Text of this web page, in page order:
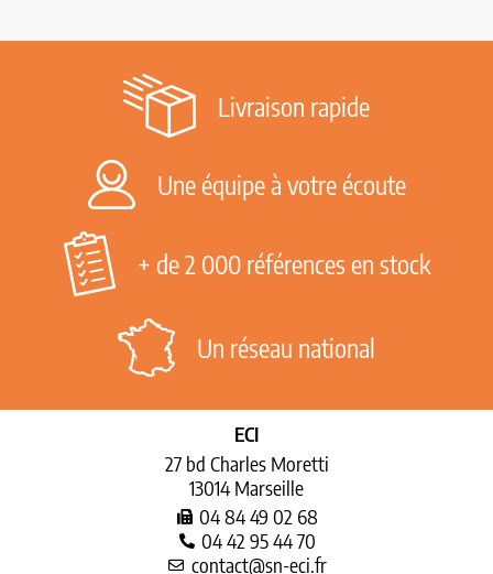
Livraison rapide
Une équipe à votre écoute
+ de 2 000 références en stock
Un réseau national
ECI
27 bd Charles Moretti
13014 Marseille
04 84 49 02 68
04 42 95 44 70
contact@sn-eci.fr